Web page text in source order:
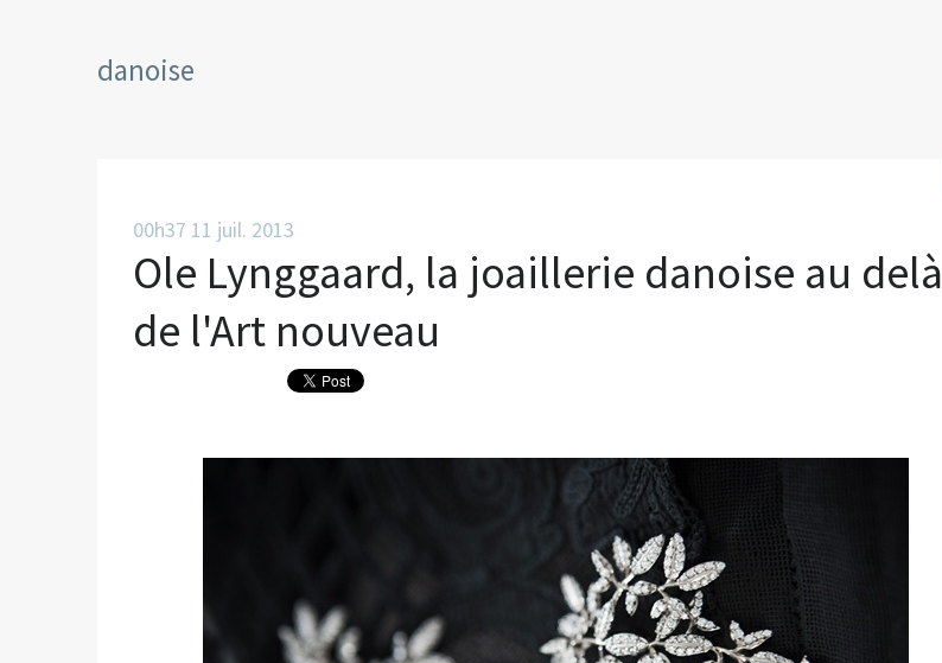
danoise
00h37 11 juil. 2013
Ole Lynggaard, la joaillerie danoise au delà
de l'Art nouveau